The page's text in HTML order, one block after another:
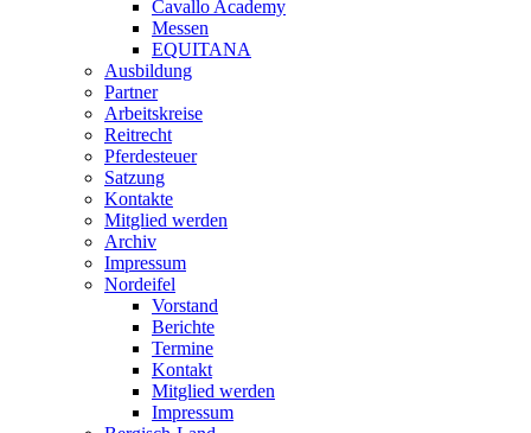
Cavallo Academy
Messen
EQUITANA
Ausbildung
Partner
Arbeitskreise
Reitrecht
Pferdesteuer
Satzung
Kontakte
Mitglied werden
Archiv
Impressum
Nordeifel
Vorstand
Berichte
Termine
Kontakt
Mitglied werden
Impressum